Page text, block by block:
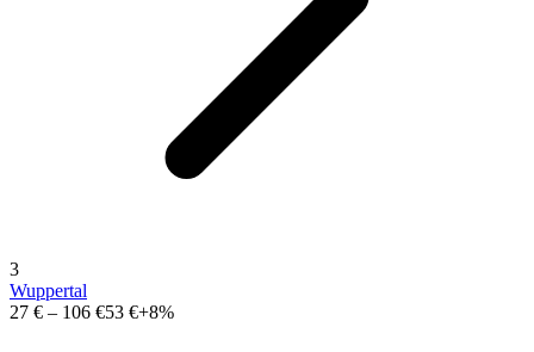
3
Wuppertal
27 € – 106 €53 €+8%